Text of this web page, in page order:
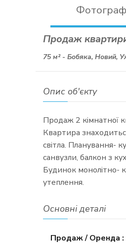
Продаж
75 м² - Бобяка, Новий,
Опис об'єкту
Продаж 2 кімнатної
Квартира
світла. Планування-
санвузли, балкон з
Будинок монолітно-
утеплення.
Основні деталі
Продаж / Оренда :